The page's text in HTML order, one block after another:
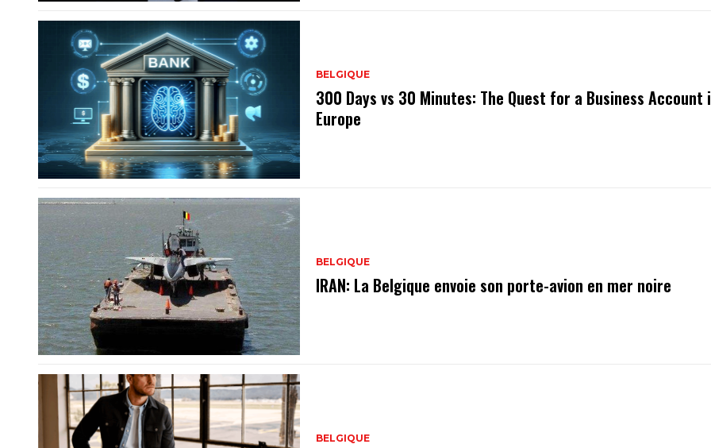
BELGIQUE
300 Days vs 30 Minutes: The Quest for a Business Account
Europe
BELGIQUE
IRAN: La Belgique envoie son porte-avion en mer noire
BELGIQUE